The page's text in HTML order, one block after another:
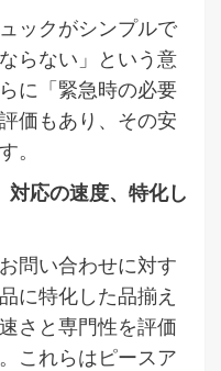
ックがシンプルで
らない」という意
に「緊急時の必要
価もあり、その安
。
対応の速度、特化し
問い合わせに対す
に特化した品揃え
さと専門性を評価
これらはピースア